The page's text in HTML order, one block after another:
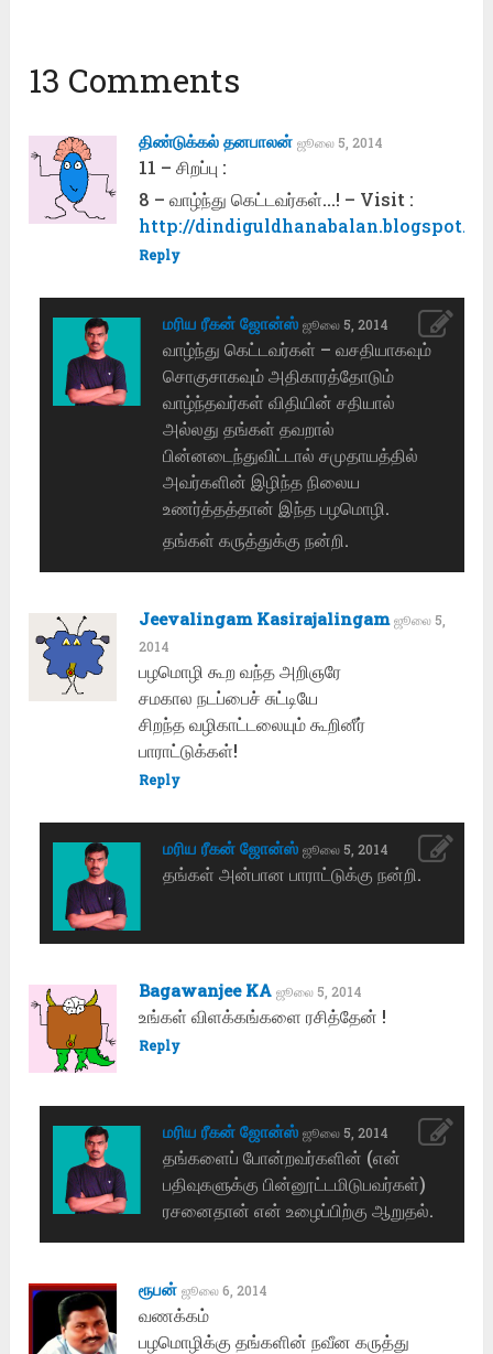
13 Comments
திண்டுக்கல் தனபாலன் ஜூலை 5, 2014
11 – சிறப்பு :
8 – வாழ்ந்து கெட்டவர்கள்…! – Visit :
http://
Reply
மரிய ரீகன் ஜோன்ஸ் ஜூலை 5, 2014
வாழ்ந்து கெட்டவர்கள் – வசதியாகவும்
சொகுசாகவும் அதிகாரத்தோடும்
வாழ்ந்தவர்கள் விதியின் சதியால்
அல்லது தங்கள் தவறால்
பின்னடைந்துவிட்டால் சமுதாயத்தில்
அவர்களின் இழிந்த நிலைய
உணர்த்தத்தான் இந்த பழமொழி.
தங்கள் கருத்துக்கு நன்றி.
Jeevalingam Kasirajalingam ஜூலை 5,
2014
பழமொழி கூற வந்த அறிஞரே
சமகால நடப்பைச் சுட்டியே
சிறந்த வழிகாட்டலையும் கூறினீர்
பாராட்டுக்கள்!
Reply
மரிய ரீகன் ஜோன்ஸ் ஜூலை 5, 2014
தங்கள் அன்பான பாராட்டுக்கு நன்றி.
Bagawanjee KA ஜூலை 5, 2014
உங்கள் விளக்கங்களை ரசித்தேன் !
Reply
மரிய ரீகன் ஜோன்ஸ் ஜூலை 5, 2014
தங்களைப் போன்றவர்களின் (என்
பதிவுகளுக்கு பின்னூட்டமிடுபவர்கள்)
ரசனைதான் என் உழைப்பிற்கு ஆறுதல்.
ரூபன் ஜூலை 6, 2014
வணக்கம்
பழமொழிக்கு தங்களின் நவீன கருத்து